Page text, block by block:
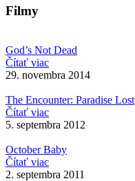
Filmy
God’s Not Dead
Čítať viac
29. novembra 2014
The Encounter: Paradise Lost
Čítať viac
5. septembra 2012
October Baby
Čítať viac
2. septembra 2011